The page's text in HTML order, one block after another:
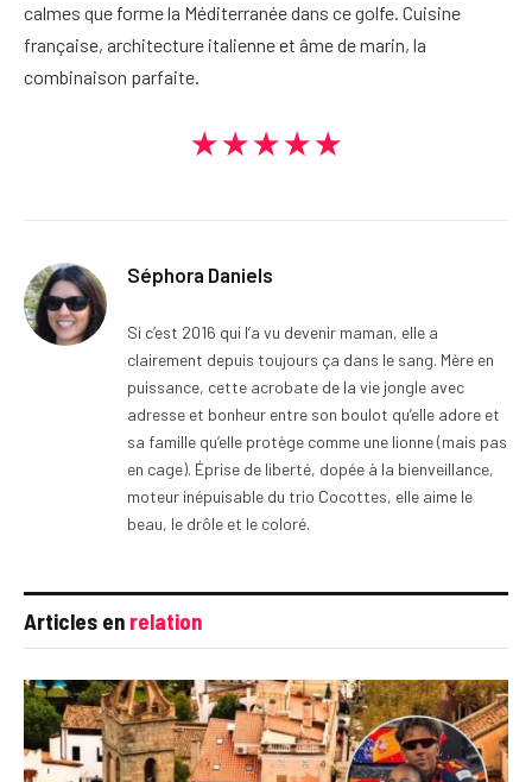
calmes que forme la Méditerranée dans ce golfe. Cuisine
française, architecture italienne et âme de marin, la
combinaison parfaite.
★★★★★
Séphora Daniels
Si c’est 2016 qui l’a vu devenir maman, elle a
clairement depuis toujours ça dans le sang. Mère en
puissance, cette acrobate de la vie jongle avec
adresse et bonheur entre son boulot qu’elle adore et
sa famille qu’elle protège comme une lionne (mais pas
en cage). Éprise de liberté, dopée à la bienveillance,
moteur inépuisable du trio Cocottes, elle aime le
beau, le drôle et le coloré.
Articles en relation